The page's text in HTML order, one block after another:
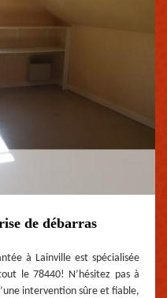
de débarras
à Lainville est spécialisée
le 78440! N’hésitez pas à
intervention sûre et fiable,